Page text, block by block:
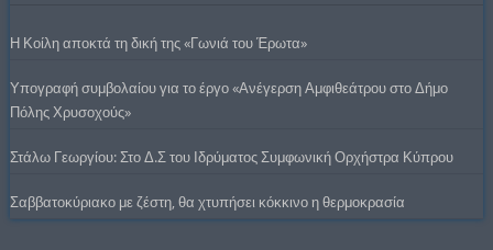
Η Κοίλη αποκτά τη δική της «Γωνιά του Έρωτα»
Υπογραφή συμβολαίου για το έργο «Ανέγερση Αμφιθεάτρου στο Δήμο
Πόλης Χρυσοχούς»
Στάλω Γεωργίου: Στο Δ.Σ του Ιδρύματος Συμφωνική Ορχήστρα Κύπρου
Σαββατοκύριακο με ζέστη, θα χτυπήσει κόκκινο η θερμοκρασία